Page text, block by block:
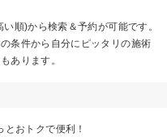
順)から検索＆予約が可能です。
条件から自分にピッタリの施術
あります。
おトクで便利！